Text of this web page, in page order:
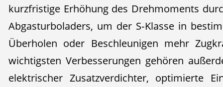
kurzfristige Erhöhung des Drehmoments
Abgasturboladers, um der S‑Klasse in
Überholen oder Beschleunigen mehr
wichtigsten Verbesserungen gehören
elektrischer Zusatzverdichter, optimierte